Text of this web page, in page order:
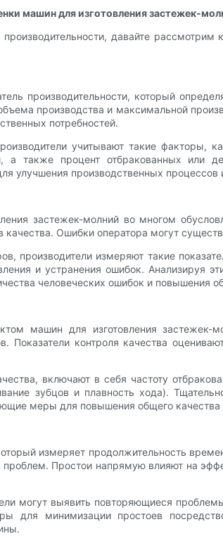
машин для изготовления застежек-
давайте
производительности, который
производства и максимальной
потребностей.
учитывают такие факторы,
а также процент отбракованных или
улучшения производственных
застежек-молний во многом
качества. Ошибки оператора могут
производители измеряют такие
и устранения ошибок. Анализируя
человеческих ошибок и повышения
машин для изготовления
контроля качества
включают в себя частоту
зубцов и плавность хода).
меры для повышения общего
измеряет продолжительность
Простои напрямую влияют на
могут выявить повторяющиеся
для минимизации простоев